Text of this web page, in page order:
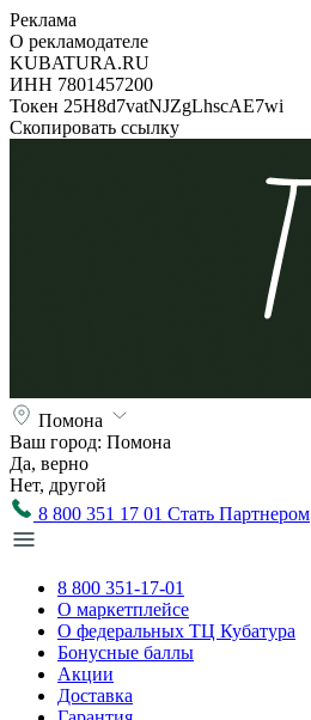
Реклама
О рекламодателе
KUBATURA.RU
ИНН 7801457200
Токен 25H8d7vatNJZgLhscAE7wi
Скопировать ссылку
Помона
Ваш город: Помона
Да, верно
Нет, другой
8 800 351 17 01 Стать Партнером
8 800 351-17-01
О маркетплейсе
О федеральных ТЦ Кубатура
Бонусные баллы
Акции
Доставка